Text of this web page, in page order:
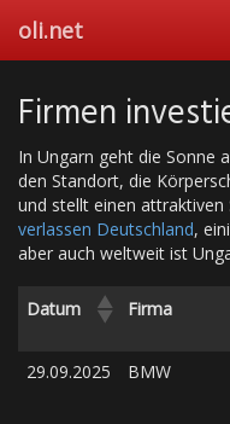
main
oli.net
Firmen
In Ungarn geht die Sonne
den Standort, die
und stellt einen attraktiven
verlassen Deutschland,
aber auch weltweit ist
Datum Firma
29.09.2025
BMW